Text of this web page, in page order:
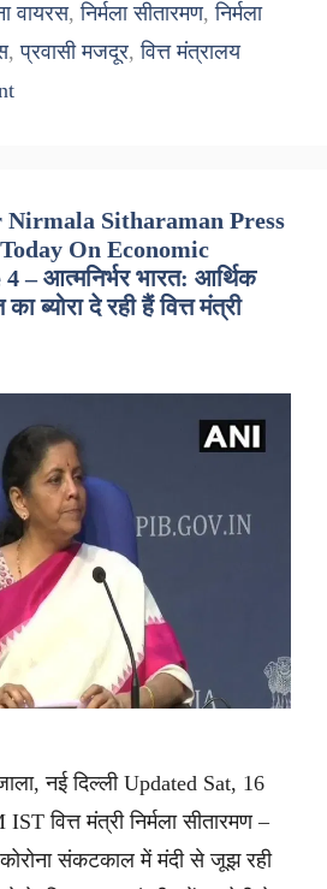
वायरस,निर्मला सीतारमण,निर्मला
,प्रवासी मजदूर,वित्त मंत्रालय
Sitharaman Press
On Economic
– आत्मनिर्भर भारत: आर्थिक
ब्योरा दे रही हैं वित्त मंत्री
नई दिल्ली Updated Sat, 16
वित्त मंत्री निर्मला सीतारमण –
संकटकाल में मंदी से जूझ रही